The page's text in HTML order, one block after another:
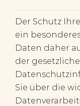
Der Schutz
ein
Daten daher
der
Sie über die